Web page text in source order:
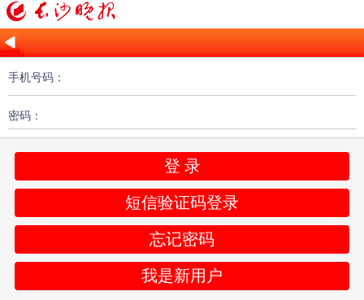
手机号码：
密码：
登 录
短信验证码登录
忘记密码
我是新用户